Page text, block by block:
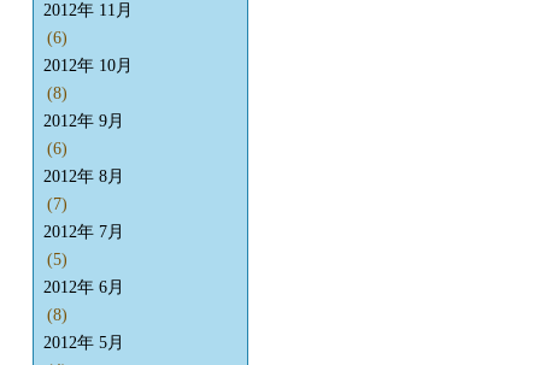
2012年 11月
(6)
2012年 10月
(8)
2012年 9月
(6)
2012年 8月
(7)
2012年 7月
(5)
2012年 6月
(8)
2012年 5月